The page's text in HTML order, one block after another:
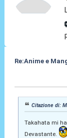
Re:Anime e
Citazione di:
Takahata mi
Devastante.